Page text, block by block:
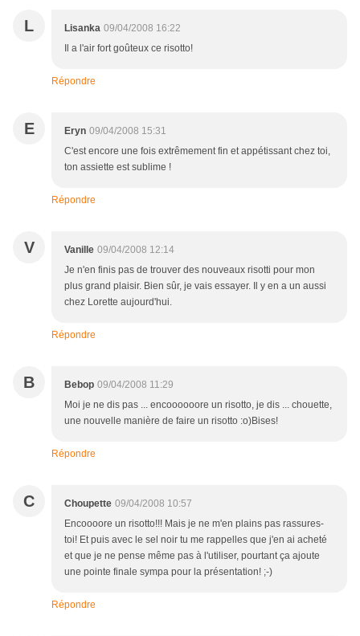
L Lisanka 09/04/2008 16:22
Il a l'air fort goûteux ce risotto!
Répondre
E Eryn 09/04/2008 15:31
C'est encore une fois extrêmement fin et appétissant chez toi,
ton assiette est sublime !
Répondre
V Vanille 09/04/2008 12:14
Je n'en finis pas de trouver des nouveaux risotti pour mon
plus grand plaisir. Bien sûr, je vais essayer. Il y en a un aussi
chez Lorette aujourd'hui.
Répondre
B Bebop 09/04/2008 11:29
Moi je ne dis pas ... encoooooore un risotto, je dis ... chouette,
une nouvelle manière de faire un risotto :o)Bises!
Répondre
C Choupette 09/04/2008 10:57
Encoooore un risotto!!! Mais je ne m'en plains pas rassures-
toi! Et puis avec le sel noir tu me rappelles que j'en ai acheté
et que je ne pense même pas à l'utiliser, pourtant ça ajoute
une pointe finale sympa pour la présentation! ;-)
Répondre